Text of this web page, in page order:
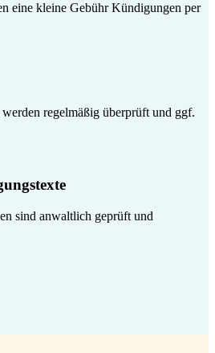
eine kleine Gebühr Kündigungen per
regelmäßig überprüft und ggf.
sind anwaltlich geprüft und